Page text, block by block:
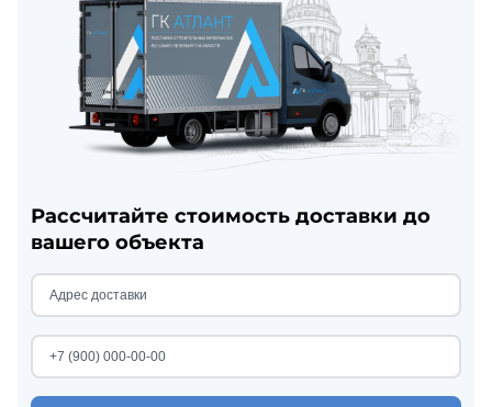
Рассчитайте стоимость доставки до
вашего объекта